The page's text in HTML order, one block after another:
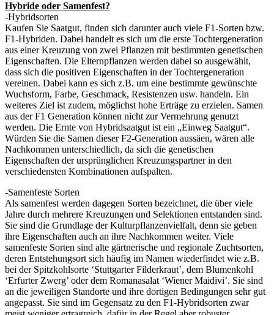
Hybride oder Samenfest?
-Hybridsorten
Kaufen Sie Saatgut, finden sich darunter auch viele F1-Sorten bzw.
F1-Hybriden. Dabei handelt es sich um die erste Tochtergeneration
aus einer Kreuzung von zwei Pflanzen mit bestimmten genetischen
Eigenschaften. Die Elternpflanzen werden dabei so ausgewählt,
dass sich die positiven Eigenschaften in der Tochtergeneration
vereinen. Dabei kann es sich z.B. um eine bestimmte gewünschte
Wuchsform, Farbe, Geschmack, Resistenzen usw. handeln. Ein
weiteres Ziel ist zudem, möglichst hohe Erträge zu erzielen. Samen
aus der F1 Generation können nicht zur Vermehrung genutzt
werden. Die Ernte von Hybridsaatgut ist ein „Einweg Saatgut“.
Würden Sie die Samen dieser F2-Generation aussäen, wären alle
Nachkommen unterschiedlich, da sich die genetischen
Eigenschaften der ursprünglichen Kreuzungspartner in den
verschiedensten Kombinationen aufspalten.
-Samenfeste Sorten
Als samenfest werden dagegen Sorten bezeichnet, die über viele
Jahre durch mehrere Kreuzungen und Selektionen entstanden sind.
Sie sind die Grundlage der Kulturpflanzenvielfalt, denn sie geben
ihre Eigenschaften auch an ihre Nachkommen weiter. Viele
samenfeste Sorten sind alte gärtnerische und regionale Zuchtsorten,
deren Entstehungsort sich häufig im Namen wiederfindet wie z.B.
bei der Spitzkohlsorte ‘Stuttgarter Filderkraut’, dem Blumenkohl
‘Erfurter Zwerg’ oder dem Romanasalat ‘Wiener Maidivi’. Sie sind
an die jeweiligen Standorte und ihre dortigen Bedingungen sehr gut
angepasst. Sie sind im Gegensatz zu den F1-Hybridsorten zwar